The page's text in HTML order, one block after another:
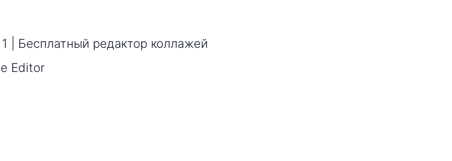
| Бесплатный редактор коллажей
Editor